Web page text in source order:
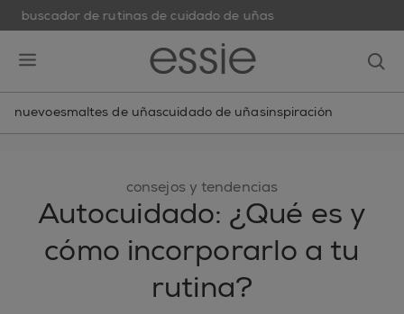
buscador de rutinas de cuidado de uñas
nuevoesmaltes de uñascuidado de uñasinspiración
consejos y tendencias
Autocuidado: ¿Qué es y
cómo incorporarlo a tu
rutina?